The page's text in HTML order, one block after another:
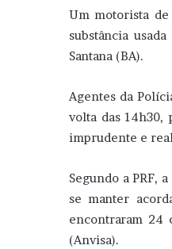
Um motorista
substância
Santana (BA).
Agentes da
volta das 14h30,
imprudente e
Segundo a PRF,
se manter
encontraram 24
(Anvisa).